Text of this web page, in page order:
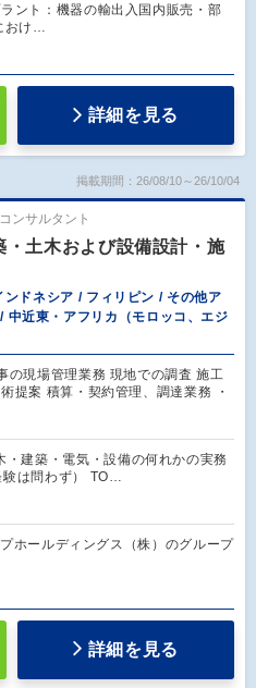
ント：機器の輸出入国内販売・部
おけ…
詳細を見る
掲載期間：26/08/10～26/10/04
ンサルタント
土木および設備設計・施
ンドネシア / フィリピン / その他ア
中近東・アフリカ（モロッコ、エジ
の現場管理業務 現地での調査 施工
提案 積算・契約管理、調達業務 ・
・建築・電気・設備の何れかの実務
は問わず） TO…
ホールディングス（株）のグループ
詳細を見る